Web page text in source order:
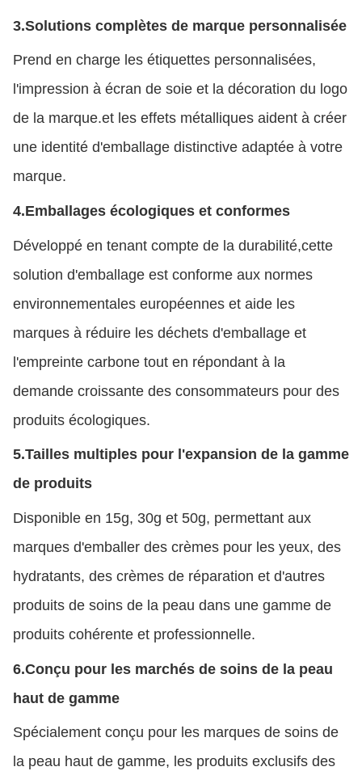
3.Solutions complètes de marque personnalisée
Prend en charge les étiquettes personnalisées,
l'impression à écran de soie et la décoration du logo
de la marque.et les effets métalliques aident à créer
une identité d'emballage distinctive adaptée à votre
marque.
4.Emballages écologiques et conformes
Développé en tenant compte de la durabilité,cette
solution d'emballage est conforme aux normes
environnementales européennes et aide les
marques à réduire les déchets d'emballage et
l'empreinte carbone tout en répondant à la
demande croissante des consommateurs pour des
produits écologiques.
5.Tailles multiples pour l'expansion de la gamme
de produits
Disponible en 15g, 30g et 50g, permettant aux
marques d'emballer des crèmes pour les yeux, des
hydratants, des crèmes de réparation et d'autres
produits de soins de la peau dans une gamme de
produits cohérente et professionnelle.
6.Conçu pour les marchés de soins de la peau
haut de gamme
Spécialement conçu pour les marques de soins de
la peau haut de gamme, les produits exclusifs des